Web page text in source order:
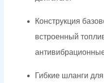
Конструкция
встроенный
Гибкие шланги